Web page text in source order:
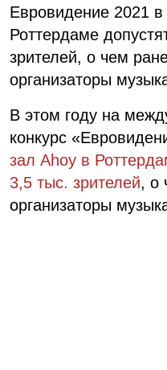
Евровидение 2021
Роттердаме
зрителей, о чем
организаторы
В этом году на
конкурс
зал Ahoy в
3,5 тыс. зрителей, о
организаторы